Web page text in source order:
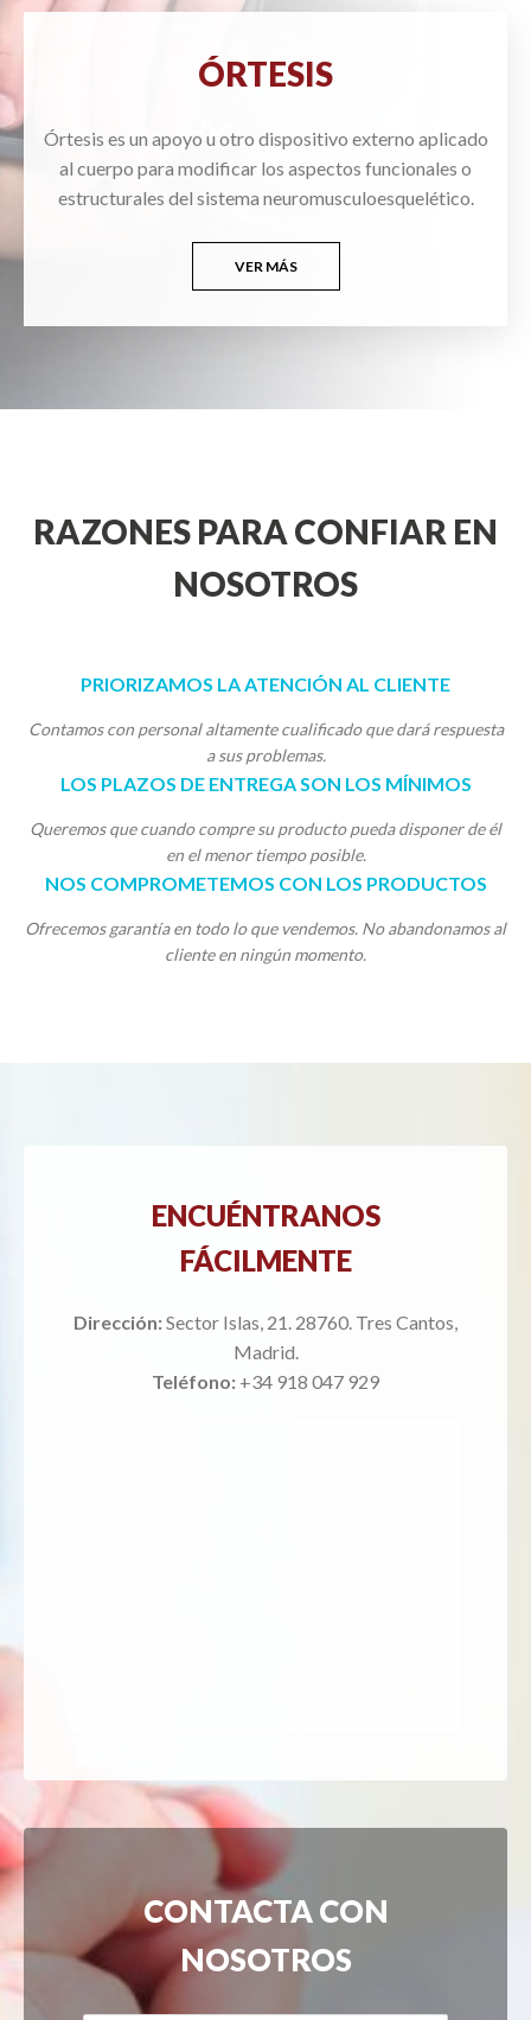
ÓRTESIS
Órtesis es un apoyo u otro dispositivo externo aplicado
al cuerpo para modificar los aspectos funcionales o
estructurales del sistema neuromusculoesquelético.
VER MÁS
RAZONES PARA CONFIAR EN
NOSOTROS
PRIORIZAMOS LA ATENCIÓN AL CLIENTE
Contamos con personal altamente cualificado que dará respuesta
a sus problemas.
LOS PLAZOS DE ENTREGA SON LOS MÍNIMOS
Queremos que cuando compre su producto pueda disponer de él
en el menor tiempo posible.
NOS COMPROMETEMOS CON LOS PRODUCTOS
Ofrecemos garantía en todo lo que vendemos. No abandonamos al
cliente en ningún momento.
ENCUÉNTRANOS
FÁCILMENTE
Dirección:Sector Islas, 21. 28760. Tres Cantos,
Madrid.
Teléfono: +34 918 047 929
CONTACTA CON
NOSOTROS